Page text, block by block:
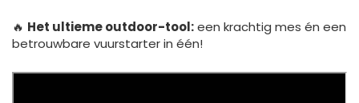
🔥 Het ultieme outdoor-tool:een krachtig mes én een
betrouwbare vuurstarter in één!